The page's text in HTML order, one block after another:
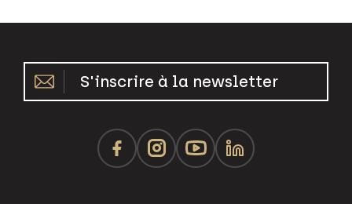
S'inscrire à la newsletter